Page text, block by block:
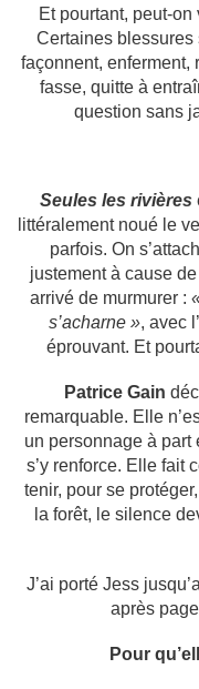
Et pourtant, peut-
Certaines blessures
façonnent, enferment,
fasse, quitte à
question sans
Seules les rivières
littéralement noué le
parfois. On
justement à cause
arrivé de murmurer :
s’acharne », avec
éprouvant. Et
Patrice Gain
remarquable. Elle
un personnage à part
s’y renforce. Elle fait
tenir, pour se
la forêt, le silence
J’ai porté Jess
après
Pour